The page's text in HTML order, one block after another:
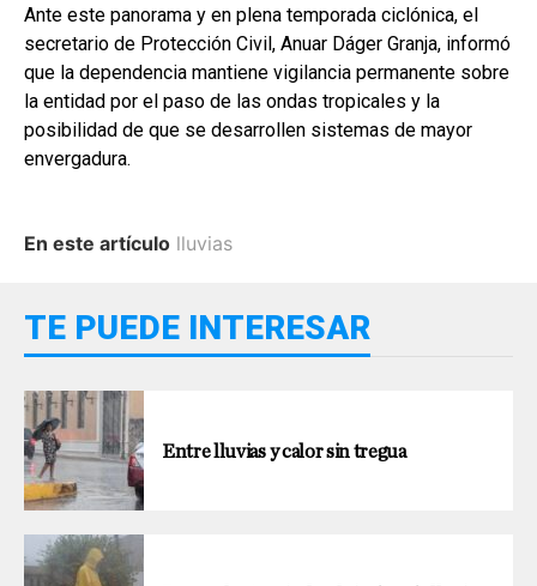
Ante este panorama y en plena temporada ciclónica, el
secretario de Protección Civil, Anuar Dáger Granja, informó
que la dependencia mantiene vigilancia permanente sobre
la entidad por el paso de las ondas tropicales y la
posibilidad de que se desarrollen sistemas de mayor
envergadura.
En este artículo lluvias
TE PUEDE INTERESAR
Entre lluvias y calor sin tregua